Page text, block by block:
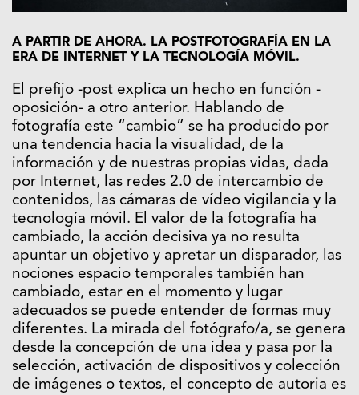
A PARTIR DE AHORA. LA POSTFOTOGRAFÍA EN LA
ERA DE INTERNET Y LA TECNOLOGÍA MÓVIL.
El prefijo -post explica un hecho en función -
oposición- a otro anterior. Hablando de
fotografía este “cambio” se ha producido por
una tendencia hacia la visualidad, de la
información y de nuestras propias vidas, dada
por Internet, las redes 2.0 de intercambio de
contenidos, las cámaras de vídeo vigilancia y la
tecnología móvil. El valor de la fotografía ha
cambiado, la acción decisiva ya no resulta
apuntar un objetivo y apretar un disparador, las
nociones espacio temporales también han
cambiado, estar en el momento y lugar
adecuados se puede entender de formas muy
diferentes. La mirada del fotógrafo/a, se genera
desde la concepción de una idea y pasa por la
selección, activación de dispositivos y colección
de imágenes o textos, el concepto de autoria es